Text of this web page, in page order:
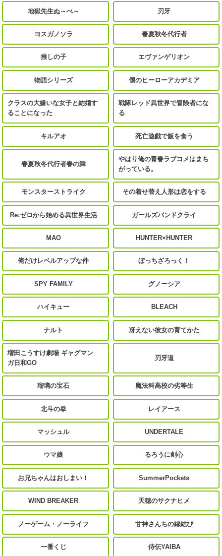
地獄先生ぬ～べ～ 刃牙
ヨスガノソラ 春夏秋冬代行者
推しの子 エヴァンゲリオン
物語シリーズ 僕のヒーローアカデミア
クラスの大嫌いな女子と結婚す
ることになった
戦隊レッド異世界で冒険者にな
る
キルアオ 死亡遊戯で飯を食う
春夏秋冬代行者春の舞
やはり俺の青春ラブコメはまち
がっている。
モンスターストライク その着せ替え人形は恋をする
Re:ゼロから始める異世界生活 ガールズバンドクライ
MAO HUNTER×HUNTER
俺だけレベルアップな件 ぼっちざろっく！
SPY FAMILY グノーシア
ハイキュー BLEACH
ナルト 冴えない彼女の育てかた
増田こうすけ劇場 ギャグマン
ガ日和GO
刃牙道
瑠璃の宝石 魔法科高校の劣等生
北斗の拳 レイアース
マッシュル UNDERTALE
ウマ娘 るろうに剣心
お兄ちゃんはおしまい！ SummerPockets
WIND BREAKER 天穂のサクナヒメ
ノーゲーム・ノーライフ 甘神さんちの縁結び
一番くじ 侍伝YAIBA